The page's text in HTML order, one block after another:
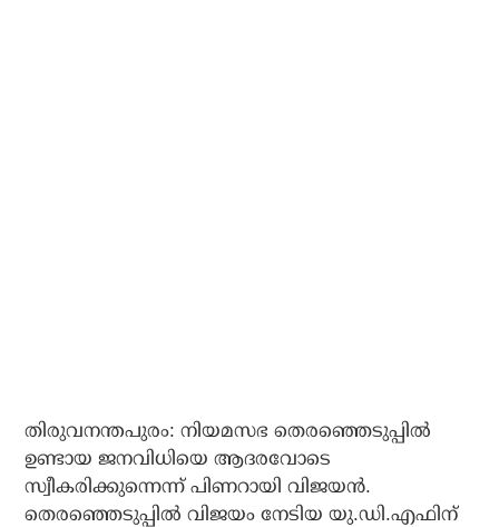
തിരുവനന്തപുരം: നിയമസഭ തെരഞ്ഞെടുപ്പില്‍
ഉണ്ടായ ജനവിധിയെ ആദരവോടെ
സ്വീകരിക്കുന്നെന്ന് പിണറായി വിജയന്‍.
തെരഞ്ഞെടുപ്പില്‍ വിജയം നേടിയ യു.ഡി.എഫിന്